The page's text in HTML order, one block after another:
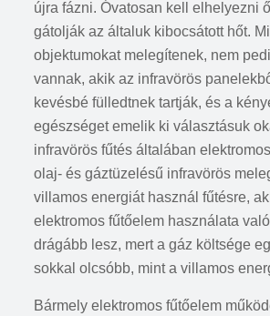
újra fázni. Óvatosan kell elhelyezni
gátolják az általuk kibocsátott hőt.
objektumokat melegítenek, nem
vannak, akik az infravörös
kevésbé fülledtnek tartják, és a
egészséget emelik ki választásuk
infravörös fűtés általában
olaj- és gáztüzelésű infravörös
villamos energiát használ fűtésre,
elektromos fűtőelem használata
drágább lesz, mert a gáz költsége
sokkal olcsóbb, mint a villamos
Bármely elektromos fűtőelem